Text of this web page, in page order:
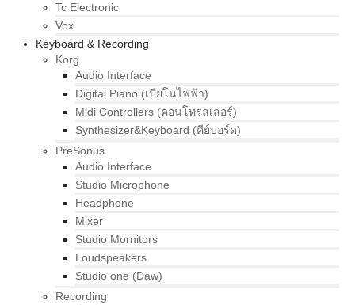
Tc Electronic
Vox
Keyboard & Recording
Korg
Audio Interface
Digital Piano (เปียโนไฟฟ้า)
Midi Controllers (คอนโทรลเลอร์)
Synthesizer&Keyboard (คีย์บอร์ด)
PreSonus
Audio Interface
Studio Microphone
Headphone
Mixer
Studio Mornitors
Loudspeakers
Studio one (Daw)
Recording